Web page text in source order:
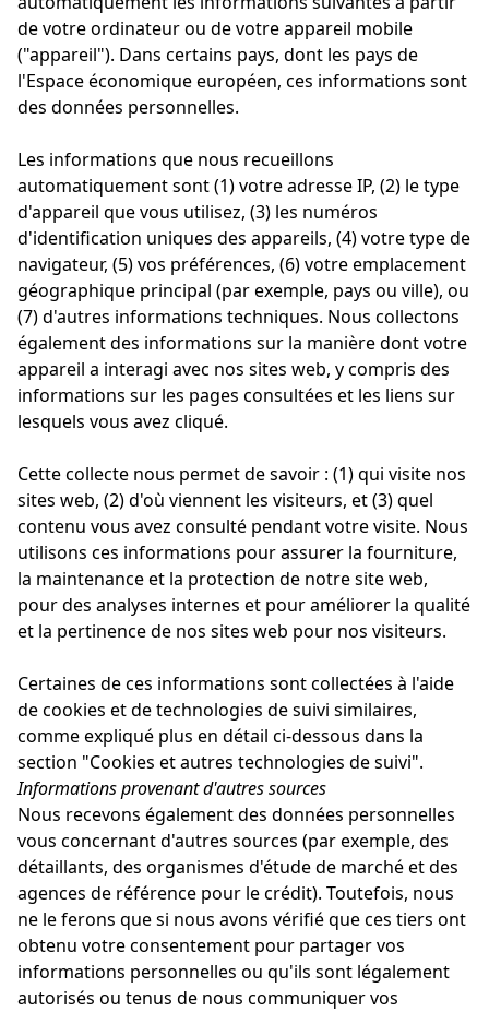
de votre ordinateur ou de votre appareil mobile
("appareil"). Dans certains pays, dont les pays de
l'Espace économique européen, ces informations sont
des données personnelles.
Les informations que nous recueillons
automatiquement sont (1) votre adresse IP, (2) le type
d'appareil que vous utilisez, (3) les numéros
d'identification uniques des appareils, (4) votre type de
navigateur, (5) vos préférences, (6) votre emplacement
géographique principal (par exemple, pays ou ville), ou
(7) d'autres informations techniques. Nous collectons
également des informations sur la manière dont votre
appareil a interagi avec nos sites web, y compris des
informations sur les pages consultées et les liens sur
lesquels vous avez cliqué.
Cette collecte nous permet de savoir : (1) qui visite nos
sites web, (2) d'où viennent les visiteurs, et (3) quel
contenu vous avez consulté pendant votre visite. Nous
utilisons ces informations pour assurer la fourniture,
la maintenance et la protection de notre site web,
pour des analyses internes et pour améliorer la qualité
et la pertinence de nos sites web pour nos visiteurs.
Certaines de ces informations sont collectées à l'aide
de cookies et de technologies de suivi similaires,
comme expliqué plus en détail ci-dessous dans la
section "Cookies et autres technologies de suivi".
Informations provenant d'autres sources
Nous recevons également des données personnelles
vous concernant d'autres sources (par exemple, des
détaillants, des organismes d'étude de marché et des
agences de référence pour le crédit). Toutefois, nous
ne le ferons que si nous avons vérifié que ces tiers ont
obtenu votre consentement pour partager vos
informations personnelles ou qu'ils sont légalement
autorisés ou tenus de nous communiquer vos